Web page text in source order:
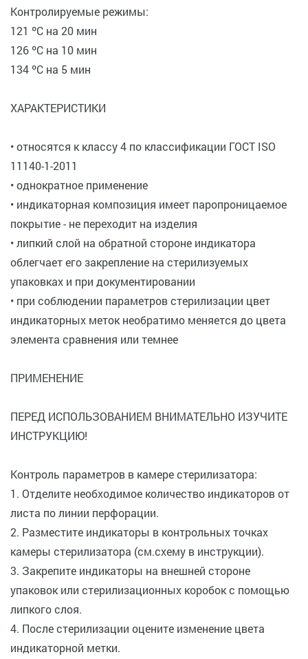
Контролируемые режимы:
121 ºС на 20 мин
126 ºС на 10 мин
134 ºС на 5 мин
ХАРАКТЕРИСТИКИ
• относятся к классу 4 по классификации ГОСТ ISO
11140-1-2011
• однократное применение
• индикаторная композиция имеет паропроницаемое
покрытие - не переходит на изделия
• липкий слой на обратной стороне индикатора
облегчает его закрепление на стерилизуемых
упаковках и при документировании
• при соблюдении параметров стерилизации цвет
индикаторных меток необратимо меняется до цвета
элемента сравнения или темнее
ПРИМЕНЕНИЕ
ПЕРЕД ИСПОЛЬЗОВАНИЕМ ВНИМАТЕЛЬНО ИЗУЧИТЕ
ИНСТРУКЦИЮ!
Контроль параметров в камере стерилизатора:
1. Отделите необходимое количество индикаторов от
листа по линии перфорации.
2. Разместите индикаторы в контрольных точках
камеры стерилизатора (см.схему в инструкции).
3. Закрепите индикаторы на внешней стороне
упаковок или стерилизационных коробок с помощью
липкого слоя.
4. После стерилизации оцените изменение цвета
индикаторной метки.